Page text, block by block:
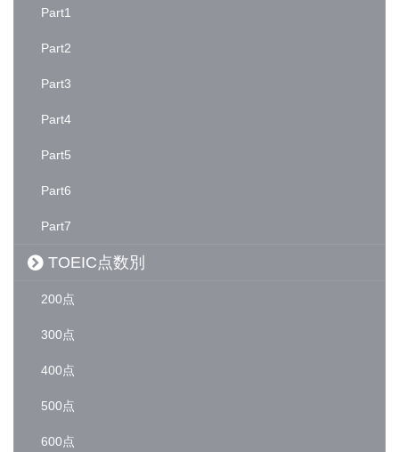
Part1
Part2
Part3
Part4
Part5
Part6
Part7
TOEIC点数別
200点
300点
400点
500点
600点